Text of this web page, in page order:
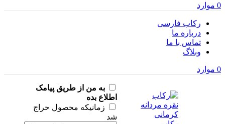
0 موارد
رکاب فارسی
درباره ما
تماس با ما
وبلاگ
0 موارد
به من از طریق پیامک
اطلاع بده
زمانیکه محصول حراج
شد